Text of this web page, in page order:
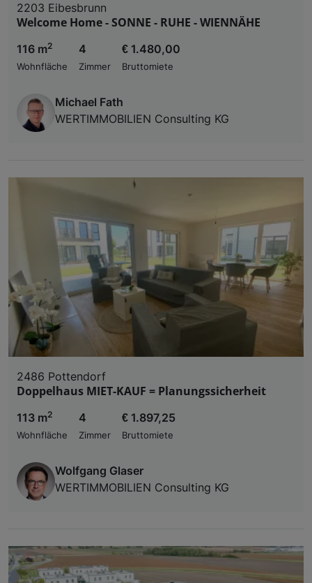
2203 Eibesbrunn
Welcome Home - SONNE - RUHE - WIENNÄHE
116 m2
Wohnfläche
4
Zimmer
€ 1.480,00
Bruttomiete
Michael Fath
WERTIMMOBILIEN Consulting KG
2486 Pottendorf
Doppelhaus MIET-KAUF = Planungssicherheit
113 m2
Wohnfläche
4
Zimmer
€ 1.897,25
Bruttomiete
Wolfgang Glaser
WERTIMMOBILIEN Consulting KG